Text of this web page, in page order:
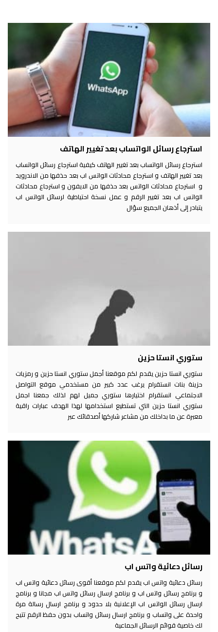
استرجاع رسائل الواتساب بعد تغيير الهاتف
استرجاع رسائل الواتساب بعد تغيير الهاتف كيفية استرجاع رسائل الواتساب
بعد تغيير الهاتف و استرجاع محادثات الواتس اب بعد حذفها من الاندرويد
و استرجاع محادثات الواتس بعد حذفها من الايفون و استرجاع محادثات
الواتس اب بعد تغيير الرقم و عمل نسخة احتياطية لرسائل الواتس اب
يتبادر إلى أذهان الجميع سؤال
ستوري انستا حزين
ستوري انستا حزين يقدم لكم موقعنا أجمل ستوري انستا حزين و رمزيات
حزينة بنات انستقرام يرغب عدد كبير من مستخدمي موقع التواصل
الاجتماعي انستقرام اختيارها ستوري جميل لهم لذلك جمعنا اجمل
ستوري انستا حزين التي تستطيع استخدامها لهذا الهدف عبارات راقية
معبرة عن ما بداخلك من مشاعر شاركها أصدقائك عبر
رسائل دعائية واتس اب
رسائل دعائية واتس اب يقدم لكم موقعنا أقوى رسائل دعائية واتس اب
و برنامج رسائل واتس اب و برنامج ارسال رسائل واتس اب مجانا و برنامج
ارسال رسائل الواتس اب الإعلانية بلا حدود و برنامج ارسال رسالة مرة
واحدة على واتساب و برنامج ارسال رسائل واتساب بدون حفظ الرقم تتيح
لك خاصية قوائم الرسائل الجماعية